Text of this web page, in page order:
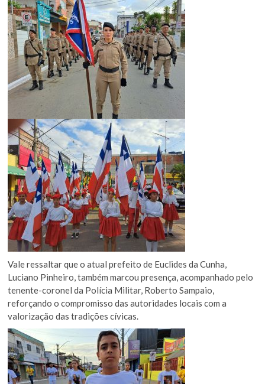
Vale ressaltar que o atual prefeito de Euclides da Cunha,
Luciano Pinheiro, também marcou presença, acompanhado pelo
tenente-coronel da Polícia Militar, Roberto Sampaio,
reforçando o compromisso das autoridades locais com a
valorização das tradições cívicas.